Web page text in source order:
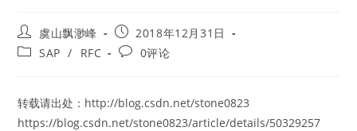
Post
author:
虞山飘渺峰
Post
published:
2018年12月31日
PostSAP / RFC
Post0评论
转载请出处：http://blog.csdn.net/stone0823
https://blog.csdn.net/stone0823/article/details/50329257